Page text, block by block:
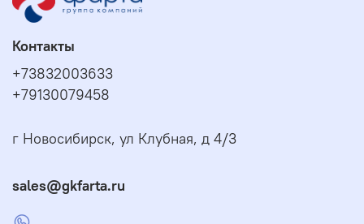
Контакты
+73832003633
+79130079458
г Новосибирск, ул Клубная, д 4/3
sales@gkfarta.ru